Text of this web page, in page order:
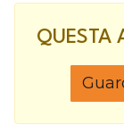
QUESTA